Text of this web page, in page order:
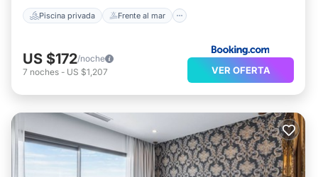
Piscina privada Frente al mar
US $172/noche
7 noches - US $1,207 VER OFERTA